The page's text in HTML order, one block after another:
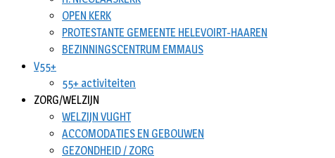
OPEN KERK
PROTESTANTE GEMEENTE HELEVOIRT-HAAREN
BEZINNINGSCENTRUM EMMAUS
V55+
55+ activiteiten
ZORG/WELZIJN
WELZIJN VUGHT
ACCOMODATIES EN GEBOUWEN
GEZONDHEID / ZORG